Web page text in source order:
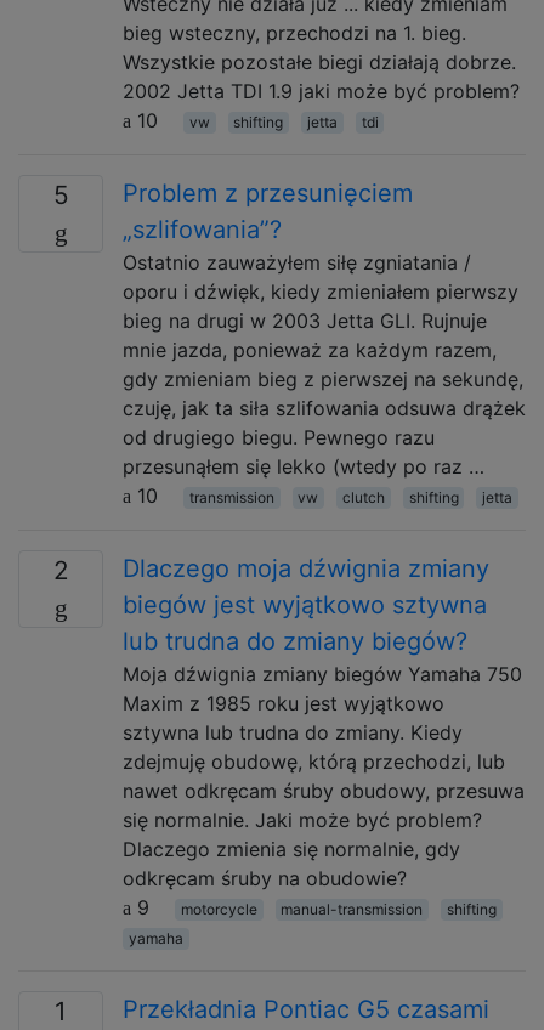
bieg wsteczny, przechodzi na 1. bieg.
Wszystkie pozostałe biegi działają dobrze.
2002 Jetta TDI 1.9 jaki może być problem?
10
vw shifting jetta tdi
5
Problem z przesunięciem
„szlifowania”?
Ostatnio zauważyłem siłę zgniatania /
oporu i dźwięk, kiedy zmieniałem pierwszy
bieg na drugi w 2003 Jetta GLI. Rujnuje
mnie jazda, ponieważ za każdym razem,
gdy zmieniam bieg z pierwszej na sekundę,
czuję, jak ta siła szlifowania odsuwa drążek
od drugiego biegu. Pewnego razu
przesunąłem się lekko (wtedy po raz …
10
transmission vw clutch shifting jetta
2
Dlaczego moja dźwignia zmiany
biegów jest wyjątkowo sztywna
lub trudna do zmiany biegów?
Moja dźwignia zmiany biegów Yamaha 750
Maxim z 1985 roku jest wyjątkowo
sztywna lub trudna do zmiany. Kiedy
zdejmuję obudowę, którą przechodzi, lub
nawet odkręcam śruby obudowy, przesuwa
się normalnie. Jaki może być problem?
Dlaczego zmienia się normalnie, gdy
odkręcam śruby na obudowie?
9
motorcycle manual-transmission
shifting
yamaha
1
Przekładnia Pontiac G5 czasami